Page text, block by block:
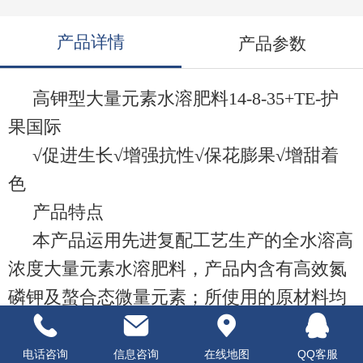
产品详情 产品参数
高钾型大量元素水溶肥料14-8-35+TE-护
果国际
√促进生长√增强抗性√保花膨果√增甜着
色
产品特点
本产品运用先进复配工艺生产的全水溶高
浓度大量元素水溶肥料，产品内含有高效氮
磷钾及螯合态微量元素；所使用的原材料均
为工业级或食品级，纯度高、结晶好，完全
水溶，能提高作物营养吸收利用率，有效提
电话咨询 信息咨询 在线地图 QQ客服